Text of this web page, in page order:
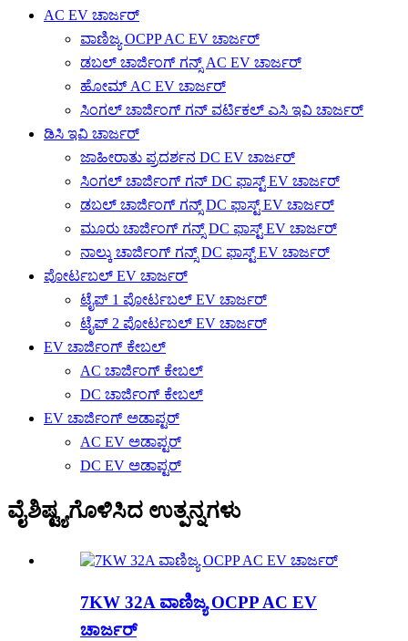
AC EV ಚಾರ್ಜರ್
ವಾಣಿಜ್ಯ OCPP AC EV ಚಾರ್ಜರ್
ಡಬಲ್ ಚಾರ್ಜಿಂಗ್ ಗನ್ಸ್ AC EV ಚಾರ್ಜರ್
ಹೋಮ್ AC EV ಚಾರ್ಜರ್
ಸಿಂಗಲ್ ಚಾರ್ಜಿಂಗ್ ಗನ್ ವರ್ಟಿಕಲ್ ಎಸಿ ಇವಿ ಚಾರ್ಜರ್
ಡಿಸಿ ಇವಿ ಚಾರ್ಜರ್
ಜಾಹೀರಾತು ಪ್ರದರ್ಶನ DC EV ಚಾರ್ಜರ್
ಸಿಂಗಲ್ ಚಾರ್ಜಿಂಗ್ ಗನ್ DC ಫಾಸ್ಟ್ EV ಚಾರ್ಜರ್
ಡಬಲ್ ಚಾರ್ಜಿಂಗ್ ಗನ್ಸ್ DC ಫಾಸ್ಟ್ EV ಚಾರ್ಜರ್
ಮೂರು ಚಾರ್ಜಿಂಗ್ ಗನ್ಸ್ DC ಫಾಸ್ಟ್ EV ಚಾರ್ಜರ್
ನಾಲ್ಕು ಚಾರ್ಜಿಂಗ್ ಗನ್ಸ್ DC ಫಾಸ್ಟ್ EV ಚಾರ್ಜರ್
ಪೋರ್ಟಬಲ್ EV ಚಾರ್ಜರ್
ಟೈಪ್ 1 ಪೋರ್ಟಬಲ್ EV ಚಾರ್ಜರ್
ಟೈಪ್ 2 ಪೋರ್ಟಬಲ್ EV ಚಾರ್ಜರ್
EV ಚಾರ್ಜಿಂಗ್ ಕೇಬಲ್
AC ಚಾರ್ಜಿಂಗ್ ಕೇಬಲ್
DC ಚಾರ್ಜಿಂಗ್ ಕೇಬಲ್
EV ಚಾರ್ಜಿಂಗ್ ಅಡಾಪ್ಟರ್
AC EV ಅಡಾಪ್ಟರ್
DC EV ಅಡಾಪ್ಟರ್
ವೈಶಿಷ್ಟ್ಯಗೊಳಿಸಿದ ಉತ್ಪನ್ನಗಳು
7KW 32A ವಾಣಿಜ್ಯ OCPP AC EV
ಚಾರ್ಜರ್